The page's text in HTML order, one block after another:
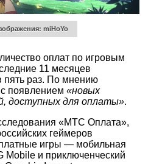
miHoYo
оплат по игровым
11 месяцев
пять раз. По мнению
появлением «новых
доступных для оплаты».
«МТС Оплата»,
геймеров
игры — мобильная
Mobile и приключенческий